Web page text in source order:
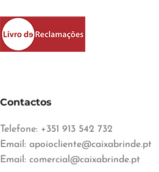
Contactos
Telefone: +351 913 542 732
Email: apoiocliente@caixabrinde.pt
Email: comercial@caixabrinde.pt